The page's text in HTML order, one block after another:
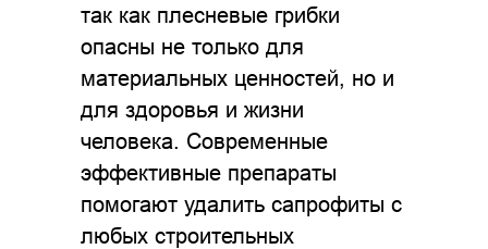
так как плесневые грибки
опасны не только для
материальных ценностей, но и
для здоровья и жизни
человека. Современные
эффективные препараты
помогают удалить сапрофиты с
любых строительных